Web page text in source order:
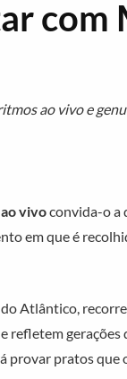
com
ao vivo e
vivoconvida-o a
em que é
Atlântico,
refletem
provar pratos que